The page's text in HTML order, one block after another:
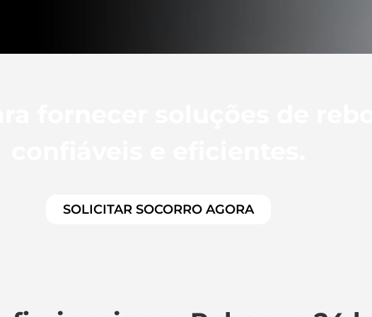
SOLICITAR SOCORRO AGORA